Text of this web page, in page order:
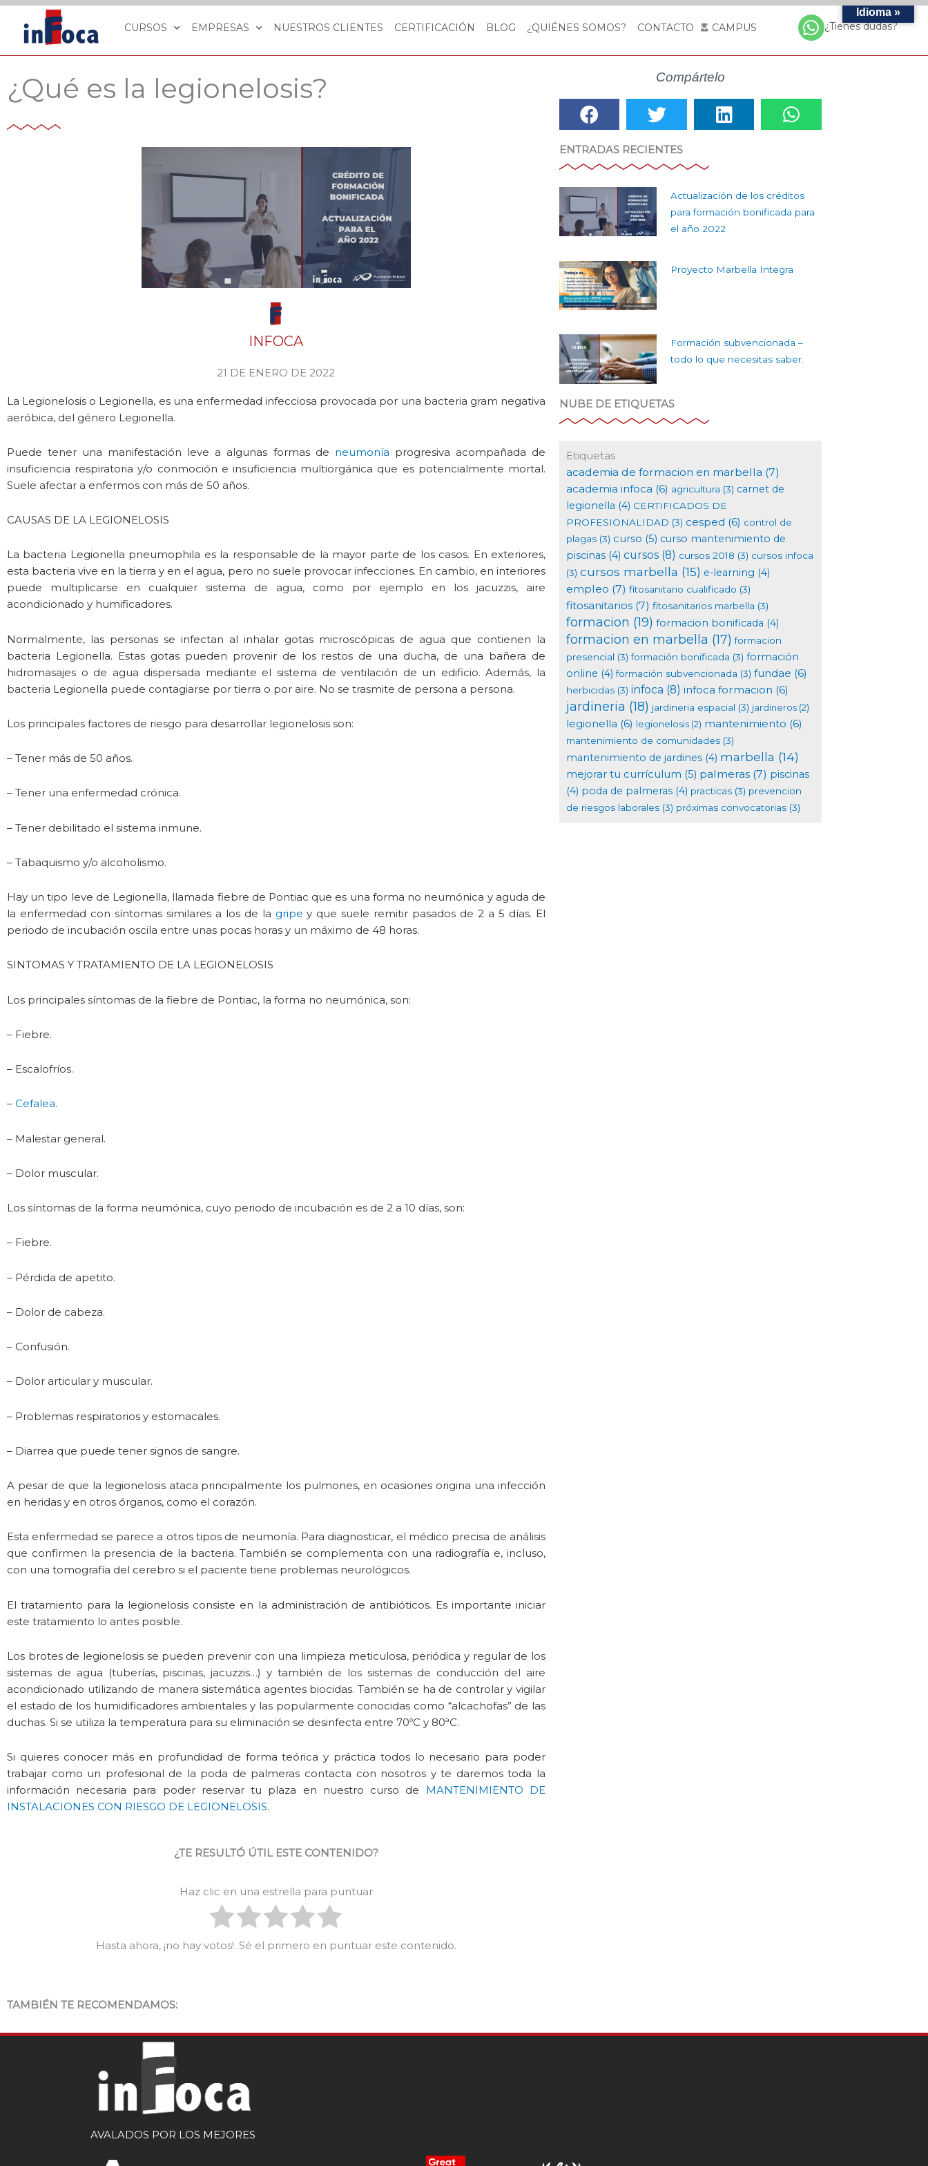
Ir
contenido
CURSOS EMPRESAS NUESTROS CLIENTES CERTIFICACIÓN BLOG ¿QUIÉNES SOMOS? CONTACTO CAMPUS ¿Tienes dudas?
¿Qué es la legionelosis?
INFOCA
21 DE ENERO DE 2022
La Legionelosis o Legionella, es una enfermedad infecciosa provocada por una bacteria gram negativa
aeróbica, del género Legionella.
Puede tener una manifestación leve a algunas formas de neumonía progresiva acompañada de
insuficiencia respiratoria y/o conmoción e insuficiencia multiorgánica que es potencialmente mortal.
Suele afectar a enfermos con más de 50 años.
CAUSAS DE LA LEGIONELOSIS
La bacteria Legionella pneumophila es la responsable de la mayor parte de los casos. En exteriores,
esta bacteria vive en la tierra y en el agua, pero no suele provocar infecciones. En cambio, en interiores
puede multiplicarse en cualquier sistema de agua, como por ejemplo en los jacuzzis, aire
acondicionado y humificadores.
Normalmente, las personas se infectan al inhalar gotas microscópicas de agua que contienen la
bacteria Legionella. Estas gotas pueden provenir de los restos de una ducha, de una bañera de
hidromasajes o de agua dispersada mediante el sistema de ventilación de un edificio. Además, la
bacteria Legionella puede contagiarse por tierra o por aire. No se trasmite de persona a persona.
Los principales factores de riesgo para desarrollar legionelosis son:
– Tener más de 50 años.
– Tener una enfermedad crónica.
– Tener debilitado el sistema inmune.
– Tabaquismo y/o alcoholismo.
Hay un tipo leve de Legionella, llamada fiebre de Pontiac que es una forma no neumónica y aguda de
la enfermedad con síntomas similares a los de la gripe y que suele remitir pasados de 2 a 5 días. El
periodo de incubación oscila entre unas pocas horas y un máximo de 48 horas.
SINTOMAS Y TRATAMIENTO DE LA LEGIONELOSIS
Los principales síntomas de la fiebre de Pontiac, la forma no neumónica, son:
– Fiebre.
– Escalofríos.
– Cefalea.
– Malestar general.
– Dolor muscular.
Los síntomas de la forma neumónica, cuyo periodo de incubación es de 2 a 10 días, son:
– Fiebre.
– Pérdida de apetito.
– Dolor de cabeza.
– Confusión.
– Dolor articular y muscular.
– Problemas respiratorios y estomacales.
– Diarrea que puede tener signos de sangre.
A pesar de que la legionelosis ataca principalmente los pulmones, en ocasiones origina una infección
en heridas y en otros órganos, como el corazón.
Esta enfermedad se parece a otros tipos de neumonía. Para diagnosticar, el médico precisa de análisis
que confirmen la presencia de la bacteria. También se complementa con una radiografía e, incluso,
con una tomografía del cerebro si el paciente tiene problemas neurológicos.
El tratamiento para la legionelosis consiste en la administración de antibióticos. Es importante iniciar
este tratamiento lo antes posible.
Los brotes de legionelosis se pueden prevenir con una limpieza meticulosa, periódica y regular de los
sistemas de agua (tuberías, piscinas, jacuzzis…) y también de los sistemas de conducción del aire
acondicionado utilizando de manera sistemática agentes biocidas. También se ha de controlar y vigilar
el estado de los humidificadores ambientales y las popularmente conocidas como “alcachofas” de las
duchas. Si se utiliza la temperatura para su eliminación se desinfecta entre 70ºC y 80ªC.
Si quieres conocer más en profundidad de forma teórica y práctica todos lo necesario para poder
trabajar como un profesional de la poda de palmeras contacta con nosotros y te daremos toda la
información necesaria para poder reservar tu plaza en nuestro curso de MANTENIMIENTO DE
INSTALACIONES CON RIESGO DE LEGIONELOSIS.
¿TE RESULTÓ ÚTIL ESTE CONTENIDO?
Haz clic en una estrella para puntuar
Hasta ahora, ¡no hay votos!. Sé el primero en puntuar este contenido.
Compártelo
ENTRADAS RECIENTES
Actualización de los créditos
para formación bonificada para
el año 2022
Proyecto Marbella Integra
Formación subvencionada –
todo lo que necesitas saber.
NUBE DE ETIQUETAS
Etiquetas
academia de formacion en marbella (7)
academia infoca (6) agricultura (3) carnet de
legionella (4) CERTIFICADOS DE
PROFESIONALIDAD (3) cesped (6) control de
plagas(3) curso (5) curso mantenimiento de
piscinas(4) cursos(8) cursos 2018 (3) cursos infoca
(3) cursos marbella (15) e-learning (4)
empleo (7) fitosanitario cualificado (3)
fitosanitarios(7) fitosanitarios marbella (3)
formacion (19) formacion bonificada (4)
formacion en marbella (17) formacion
presencial (3) formación bonificada (3) formación
online (4) formación subvencionada (3) fundae (6)
herbicidas(3) infoca (8) infoca formacion (6)
jardineria (18) jardineria espacial (3) jardineros(2)
legionella (6) legionelosis(2) mantenimiento (6)
mantenimiento de comunidades(3)
mantenimiento de jardines(4) marbella (14)
mejorar tu currículum (5) palmeras(7) piscinas
(4) poda de palmeras(4) practicas(3) prevencion
de riesgos laborales(3) próximas convocatorias(3)
TAMBIÉN TE RECOMENDAMOS:
AVALADOS POR LOS MEJORES
Idioma »